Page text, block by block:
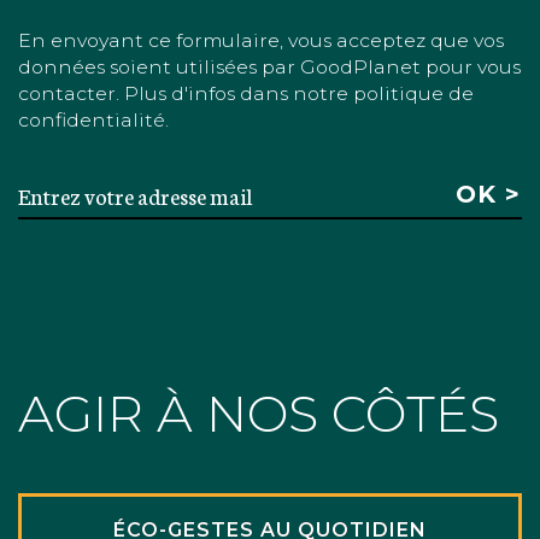
En envoyant ce formulaire, vous acceptez que vos
données soient utilisées par GoodPlanet pour vous
contacter. Plus d'infos dans notre politique de
confidentialité.
AGIR À NOS CÔTÉS
ÉCO-GESTES AU QUOTIDIEN